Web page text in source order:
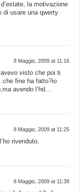
la motivazione
di usare una qwerty
8 Maggio, 2009 at 11:16
visto che poi ti
fine ha fatto?io
avendo l’hd…
8 Maggio, 2009 at 11:25
rivenduto,
8 Maggio, 2009 at 11:38